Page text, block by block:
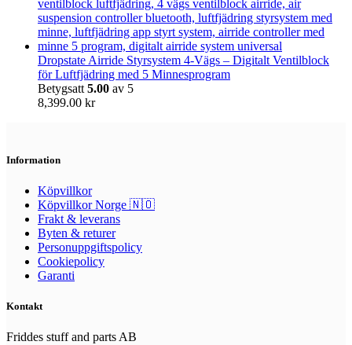
Dropstate Airride Styrsystem 4-Vägs – Digitalt Ventilblock
för Luftfjädring med 5 Minnesprogram
Betygsatt 5.00 av 5
8,399.00 kr
Information
Köpvillkor
Köpvillkor Norge 🇳🇴
Frakt & leverans
Byten & returer
Personuppgiftspolicy
Cookiepolicy
Garanti
Kontakt
Friddes stuff and parts AB